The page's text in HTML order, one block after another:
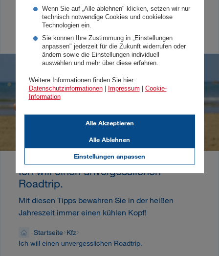
Wenn Sie auf „Alle ablehnen" klicken, setzen wir nur
technisch notwendige Cookies und cookielose
Technologien ein.
Sie können Ihre Zustimmung in „Einstellungen
anpassen" jederzeit für die Zukunft widerrufen oder
ändern sowie die Einstellungen individuell
auswählen und mehr über diese erfahren.
Weitere Informationen finden Sie hier:
Datenschutzinformationen| Impressum
Cookie-
Information
Einstellungen anpassen
Alle Ablehnen
Alle Akzeptieren
Startseite Gesundheit
Ich will gesund durch den Sommer. Die besten Hitze
Ich will einen unvergesslichen
Roadtrip.
Mit diesen Tipps bewahren Sie in der heißen
Jahreszeit immer einen kühlen Kopf!
Startseite Kfz
Ich will einen unvergesslichen Roadtrip.